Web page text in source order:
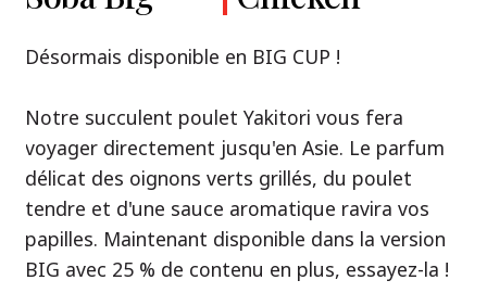
Trois univers de saveurs, un seul objectif : le
vrai ramen de niveau restaurant – sans le
restaurant.
Avec Nissin Ramen Premium, découvrez le
plaisir du ramen japonais comme jamais
Désormais disponible en BIG CUP !
Notre succulent poulet Yakitori vous fera
voyager directement jusqu'en Asie. Le parfum
délicat des oignons verts grillés, du poulet
tendre et d'une sauce aromatique ravira vos
papilles. Maintenant disponible dans la version
BIG avec 25 % de contenu en plus, essayez-la !
Notre recommandation: découvrez le goût de
Ramen !
Une soupe ramen qui, comme la cuisine
thaïlandaise elle-même, est synonyme
d'équilibre parfait et d'harmonie gustative.
La saveur de poulet caramélisé combinée aux